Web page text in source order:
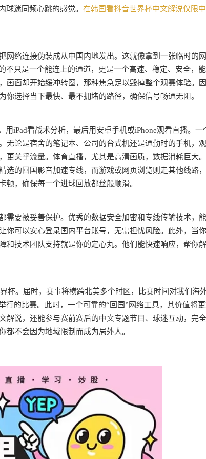
球迷同频心跳的感觉。 在韩国看抖音世界杯中文解说仅限
网络连接伪装成从中国内地发出。这就像拿到一张临时的
不只是一个能连上的通道，更是一个高速、稳定、安全，
面却开始缓冲转圈，那种焦急足以毁掉整个观赛体验。因
选择当下最快、最不拥堵的路径，确保信号畅通无阻。
iPad看战术分析，最后用安卓手机或iPhone观看直播。一
无论是宿舍的笔记本、公司的台式机还是通勤时的手机，
关乎流量。体育直播，尤其是高清画质，数据消耗巨大
选的回国影音加速专线，而游戏或网页浏览则走其他线路
，确保每一个进球回放都丝般顺滑。
需要被妥善保护。优秀的数据安全加密和专线传输技术，
可以安心登录国内平台账号，无需担忧风险。此外，当
技术团队支持就是你的定心丸。他们能快速响应，帮你
杯。届时，赛事将横跨北美多个时区，比赛时间对我们海
的比赛。此时，一个可靠的“回国”网络工具，其价值将
解说，还能参与赛前赛后的中文专题节目、球迷互动，完
都不会因为地域限制而成为局外人。